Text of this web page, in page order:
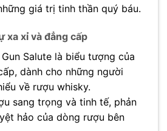
giá trị tinh thần quý báu.
xa xỉ và đẳng cấp
Salute là biểu tượng của
dành cho những người
về rượu whisky.
sang trọng và tinh tế, phản
hảo của dòng rượu bên